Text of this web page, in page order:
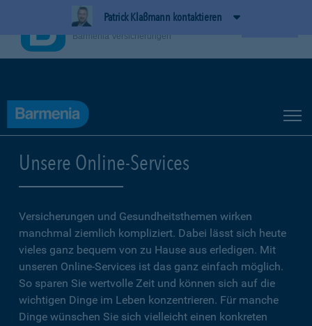
Patrick Klaßmann kontaktieren
Unsere Online-Services
Versicherungen und Gesundheitsthemen wirken
manchmal ziemlich kompliziert. Dabei lässt sich heute
vieles ganz bequem von zu Hause aus erledigen. Mit
unseren Online-Services ist das ganz einfach möglich.
So sparen Sie wertvolle Zeit und können sich auf die
wichtigen Dinge im Leben konzentrieren. Für manche
Dinge wünschen Sie sich vielleicht einen konkreten
BarmeniaApp
Barmenia Versicherungen